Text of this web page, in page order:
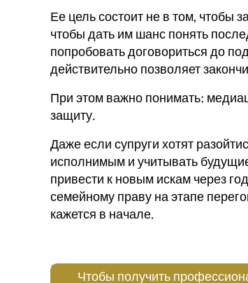
Ее цель состоит не в том, чтобы
чтобы дать им шанс понять
попробовать договориться до
действительно позволяет
При этом важно понимать:
защиту.
Даже если супруги хотят
исполнимым и учитывать
привести к новым искам через
семейному праву на этапе
кажется в начале.
Чтобы получить